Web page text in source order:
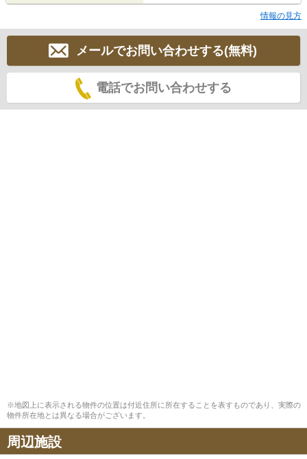
情報の見方
メールでお問い合わせする(無料)
電話でお問い合わせする
※地図上に表示される物件の位置は付近住所に所在することを表すものであり、実際の
物件所在地とは異なる場合がございます。
周辺施設